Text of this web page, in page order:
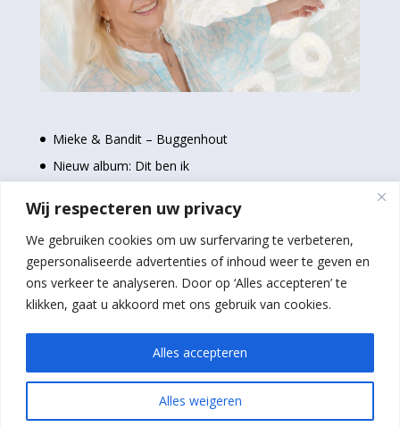
Wij respecteren uw privacy
We gebruiken cookies om uw surfervaring te verbeteren,
gepersonaliseerde advertenties of inhoud weer te geven en
ons verkeer te analyseren. Door op ‘Alles accepteren’ te
klikken, gaat u akkoord met ons gebruik van cookies.
Alles weigeren
Alles accepteren
Mieke & Bandit – Buggenhout
Nieuw album: Dit ben ik
Stem nu voor de Loftrompetten 2024
Schilderijen Mieke bij Baloe’s in Geel
Webdesign door webdesignendrukwerk.be